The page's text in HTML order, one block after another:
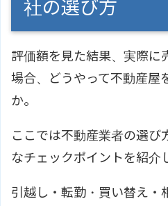
社の選び方
評価額を見た結果、実際に
場合、どうやって不動産屋
か。
ここでは不動産業者の選び
なチェックポイントを紹介
引越し・転勤・買い替え・